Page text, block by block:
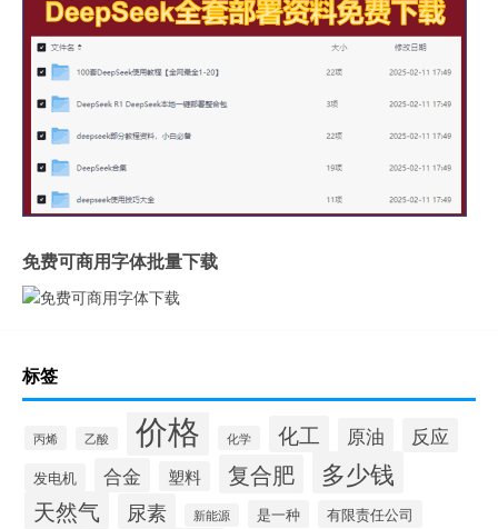
免费可商用字体批量下载
标签
丙烯 乙酸 价格 化学 化工 原油 反应
发电机 合金 塑料 复合肥 多少钱
天然气 尿素 新能源 是一种 有限责任公司